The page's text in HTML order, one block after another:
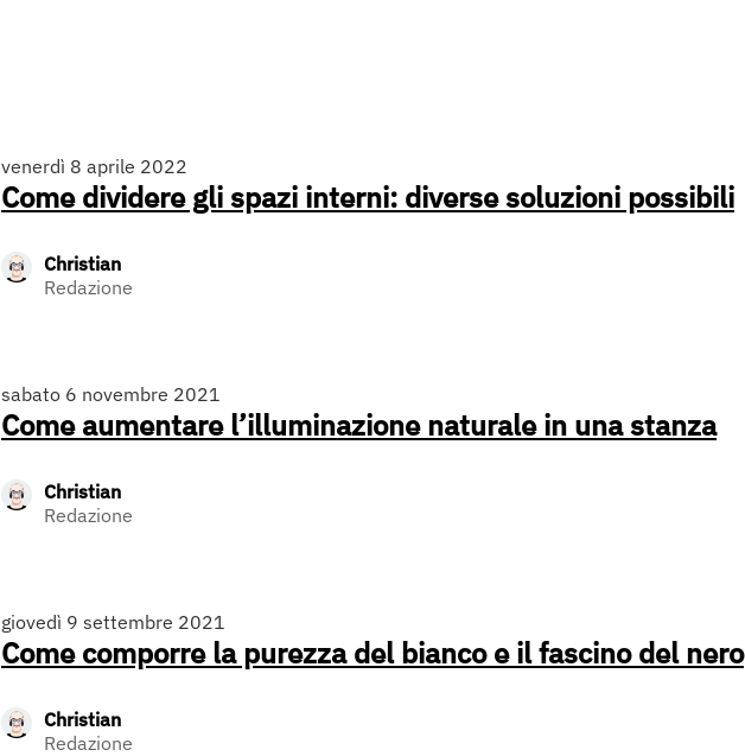
venerdì 8 aprile 2022
Come dividere gli spazi interni: diverse soluzioni possibili
Christian
Redazione
sabato 6 novembre 2021
Come aumentare l’illuminazione naturale in una stanza
Christian
Redazione
giovedì 9 settembre 2021
Come comporre la purezza del bianco e il fascino del nero
Christian
Redazione